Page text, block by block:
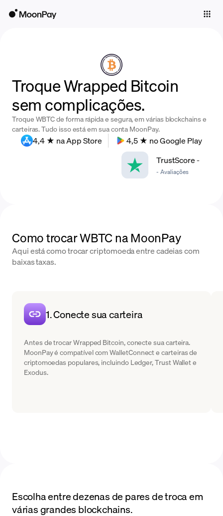
Trade
Company
Crypto Prices
Troque Wrapped Bitcoin
sem complicações.
Troque WBTC de forma rápida e segura, em várias blockchains e
carteiras. Tudo isso está em sua conta MoonPay.
4,4 ★ na App Store
4,5 ★ no Google Play
TrustScore-
- Avaliações
Como trocar WBTC na MoonPay
Aqui está como trocar criptomoeda entre cadeias com
baixas taxas.
1. Conecte sua carteira
Antes de trocar Wrapped Bitcoin, conecte sua carteira.
MoonPay é compatível com WalletConnect e carteiras de
criptomoedas populares, incluindo Ledger, Trust Wallet e
Exodus.
Escolha entre dezenas de pares de troca em
várias grandes blockchains.